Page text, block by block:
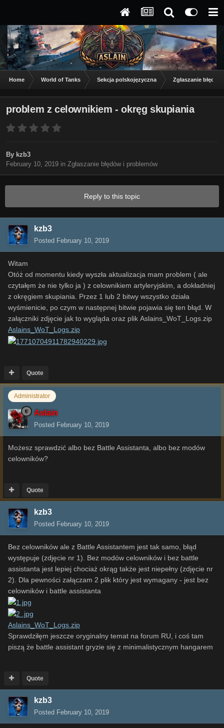
Home World of Tanks Sekcja polskojęzyczna Zgłaszanie
problem z celownikiem - okręg skupiania
By kzb3
February 10, 2019 in Zgłaszanie błędów i problemów
Reply to this topic
kzb3
Posted February 10, 2019
Witam
Otóż od momentu kiedy wyszła aktualizacja mam problem ( ale
czytałęm że nie tylko ja ) z celownikiem artyleryjskim, a dokładniej
z okręgiem skupiania. Przez 1 lub 2 bitwy wszystko działa
wyśmienicie, po czym w następnej bitwie pojawia się ten błąd. W
załączniki zdjęcie jak to wygląda oraz plik Aslains_WoT_Logs.zip
Aslains_WoT_Logs.zip
Quote
Administrator
Aslain
Posted February 10, 2019
Możesz sprawdzić albo bez Battle Assistanta, albo bez modów
celowników?
Quote
kzb3
Posted February 10, 2019
Bez celowników ale z Battle Assistantem jest tak samo, błąd
występuje (zdjęcie nr 1). Bez modów celowników i bez battle
assistanta jest lepiej chociaż okrąg także jest niepełny (zdjęcie nr
2). Dla pewności załączam 2 plik który jest wymagany - jest bez
celowników i battle assistanta
Aslains_WoT_Logs.zip
Sprawdziłęm jeszcze oryginalny temat na forum RU, i coś tam
piszą że battle assistant gryzie się z minimalistycznym hangarem
Quote
kzb3
Posted February 10, 2019